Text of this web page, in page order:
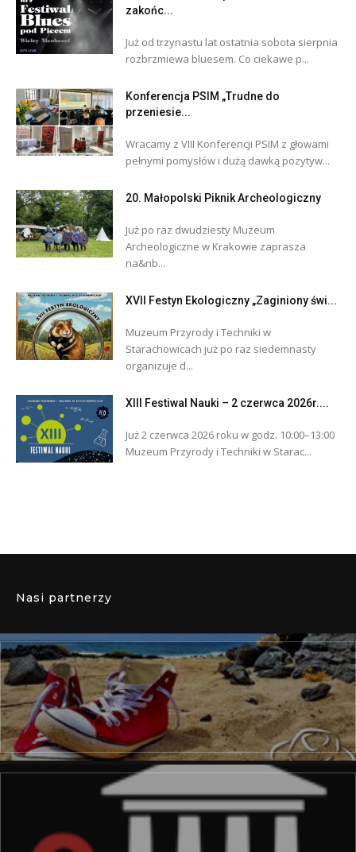
zakońc...
Już od trzynastu lat ostatnia sobota sierpnia
rozbrzmiewa bluesem. Co ciekawe p...
Konferencja PSIM „Trudne do
przeniesie...
Wracamy z VIII Konferencji PSIM z głowami
pełnymi pomysłów i dużą dawką pozytyw...
20. Małopolski Piknik Archeologiczny
Już po raz dwudziesty Muzeum
Archeologiczne w Krakowie zaprasza
na&nb...
XVII Festyn Ekologiczny „Zaginiony świ...
Muzeum Przyrody i Techniki w
Starachowicach już po raz siedemnasty
organizuje d...
XIII Festiwal Nauki – 2 czerwca 2026r....
Już 2 czerwca 2026 roku w godz. 10:00–13:00
Muzeum Przyrody i Techniki w Starac...
Nasi partnerzy